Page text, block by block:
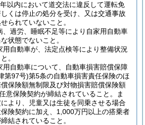
以内において道交法に違反して運転免
くは停止の処分を受け、又は交通事故
られていないこと。
、過労、睡眠不足等により自家用自動車
状態でないこと。
用自動車が、法定点検等により整備状況
。
用自動車について、自動車損害賠償保障
第97号)第5条の自動車損害責任保険のほ
保険額無制限及び対物損害賠償保険額
意保険契約が締結されていること。
ま
より、児童又は生徒を同乗させる場合
険契約に加え、1,000万円以上の搭乗者
結されていること。